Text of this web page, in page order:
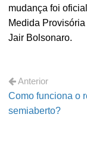
mudança foi
Medida
Jair Bolsonaro.
Anterior
Como funciona o
semiaberto?